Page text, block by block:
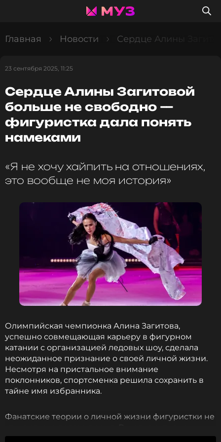
Главная Новости Сердце Алины
23 сентября 2025, 11:25
Сердце Алины Загитовой
больше не свободно —
фигуристка дала понять
намеками
«Я не хочу хайпить на отношениях,
это вообще не моя история»
Олимпийская чемпионка Алина Загитова,
успешно совмещающая карьеру в фигурном
катании с организацией ледовых шоу, сделала
неожиданное признание о своей личной жизни.
Несмотря на пристальное внимание
поклонников, спортсменка решила сохранить в
тайне имя избранника.
Фанатские теории о личной жизни фигуристки не
обсуждались возможные романтические связи